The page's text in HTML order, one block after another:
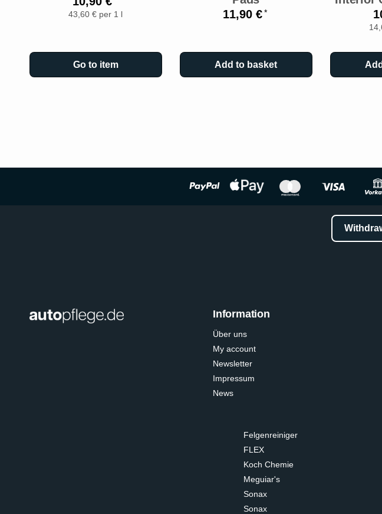
43,60 € per 1 l
Go to item
11,90 €*
Add to basket
Information
Über uns
My account
Newsletter
Impressum
News
Felgenreiniger
FLEX
Koch Chemie
Meguiar's
Sonax
Sonax